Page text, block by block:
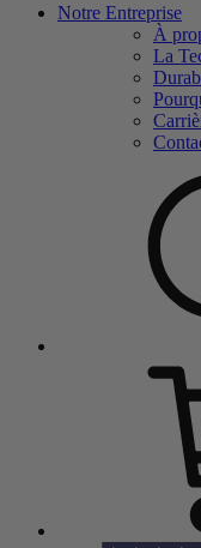
Notre Entreprise
À
La